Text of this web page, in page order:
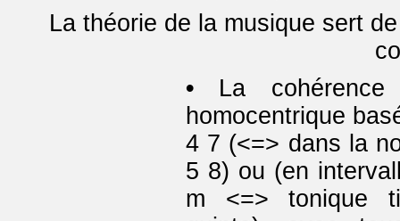
La théorie de la musique sert
• La
homocentrique
4 7 (<=> dans la
5 8) ou (en
m <=> tonique